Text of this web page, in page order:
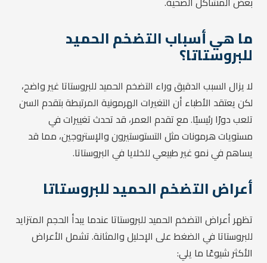
ما هي أسباب التضخم الحميد
للبروستاتا؟
لا يزال السبب الدقيق وراء التضخم الحميد للبروستاتا غير واضح،
لكن يعتقد الأطباء أن التغيرات الهرمونية المرتبطة بتقدم السن
تلعب دورًا رئيسيًا. مع تقدم العمر، قد تحدث تغييرات في
مستويات هرمونات مثل التستوستيرون والإستروجين، مما قد
يساهم في نمو غير طبيعي للخلايا في البروستاتا.
أعراض التضخم الحميد للبروستاتا
تظهر أعراض التضخم الحميد للبروستاتا عندما يبدأ الحجم المتزايد
للبروستاتا في الضغط على الإحليل والمثانة. تشمل الأعراض
الأكثر شيوعًا ما يلي: